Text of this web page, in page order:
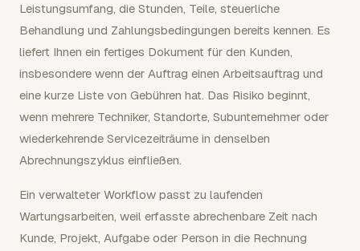
Leistungsumfang, die Stunden, Teile, steuerliche
Behandlung und Zahlungsbedingungen bereits kennen. Es
liefert Ihnen ein fertiges Dokument für den Kunden,
insbesondere wenn der Auftrag einen Arbeitsauftrag und
eine kurze Liste von Gebühren hat. Das Risiko beginnt,
wenn mehrere Techniker, Standorte, Subunternehmer oder
wiederkehrende Servicezeiträume in denselben
Abrechnungszyklus einfließen.
Ein verwalteter Workflow passt zu laufenden
Wartungsarbeiten, weil erfasste abrechenbare Zeit nach
Kunde, Projekt, Aufgabe oder Person in die Rechnung